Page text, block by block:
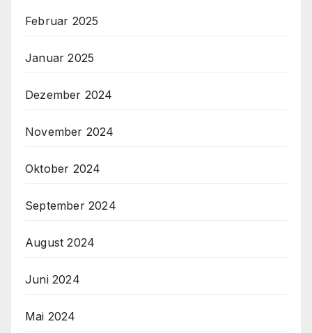
Februar 2025
Januar 2025
Dezember 2024
November 2024
Oktober 2024
September 2024
August 2024
Juni 2024
Mai 2024